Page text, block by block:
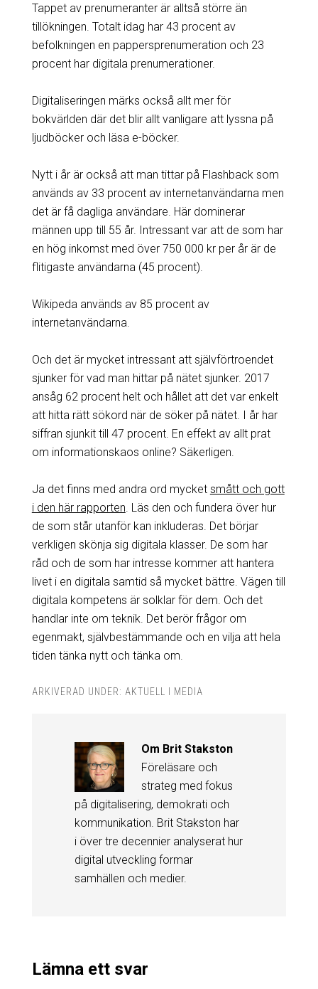
Tappet av prenumeranter är alltså större än
tillökningen. Totalt idag har 43 procent av
befolkningen en pappersprenumeration och 23
procent har digitala prenumerationer.
Digitaliseringen märks också allt mer för
bokvärlden där det blir allt vanligare att lyssna på
ljudböcker och läsa e-böcker.
Nytt i år är också att man tittar på Flashback som
används av 33 procent av internetanvändarna men
det är få dagliga användare. Här dominerar
männen upp till 55 år. Intressant var att de som har
en hög inkomst med över 750 000 kr per år är de
flitigaste användarna (45 procent).
Wikipeda används av 85 procent av
internetanvändarna.
Och det är mycket intressant att självförtroendet
sjunker för vad man hittar på nätet sjunker. 2017
ansåg 62 procent helt och hållet att det var enkelt
att hitta rätt sökord när de söker på nätet. I år har
siffran sjunkit till 47 procent. En effekt av allt prat
om informationskaos online? Säkerligen.
Ja det finns med andra ord mycket smått och gott
i den här rapporten . Läs den och fundera över hur
de som står utanför kan inkluderas. Det börjar
verkligen skönja sig digitala klasser. De som har
råd och de som har intresse kommer att hantera
livet i en digitala samtid så mycket bättre. Vägen till
digitala kompetens är solklar för dem. Och det
handlar inte om teknik. Det berör frågor om
egenmakt, självbestämmande och en vilja att hela
tiden tänka nytt och tänka om.
ARKIVERAD UNDER: AKTUELL I MEDIA
Om Brit Stakston
Föreläsare och
strateg med fokus
på digitalisering, demokrati och
kommunikation. Brit Stakston har
i över tre decennier analyserat hur
digital utveckling formar
samhällen och medier.
Lämna ett svar